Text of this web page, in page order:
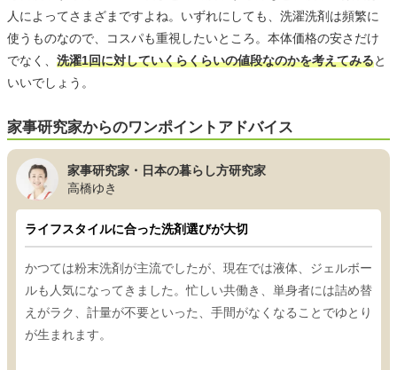
人によってさまざまですよね。いずれにしても、洗濯洗剤は頻繁に
使うものなので、コスパも重視したいところ。本体価格の安さだけ
でなく、 洗濯1回に対していくらくらいの値段なのかを考えてみると
いいでしょう。
家事研究家からのワンポイントアドバイス
家事研究家・日本の暮らし方研究家
高橋ゆき
ライフスタイルに合った洗剤選びが大切
かつては粉末洗剤が主流でしたが、現在では液体、ジェルボー
ルも人気になってきました。忙しい共働き、単身者には詰め替
えがラク、計量が不要といった、手間がなくなることでゆとり
が生まれます。